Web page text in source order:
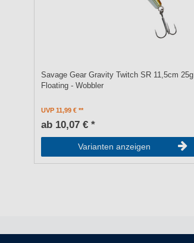
Savage Gear Gravity Twitch SR 11,5cm 25g
Floating - Wobbler
UVP 11,99 €
ab 10,07 € *
Varianten anzeigen